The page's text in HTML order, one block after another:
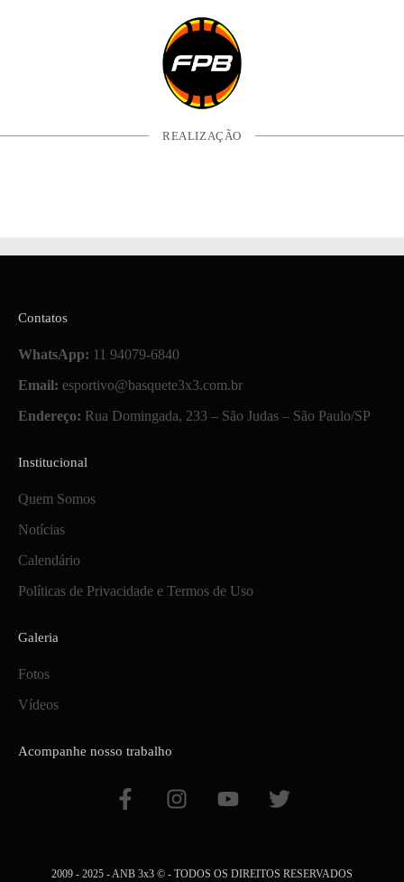
REALIZAÇÃO
Contatos
WhatsApp: 11 94079-6840
Email: esportivo@basquete3x3.com.br
Endereço: Rua Domingada, 233 – São Judas – São Paulo/SP
Institucional
Quem Somos
Notícias
Calendário
Políticas de Privacidade e Termos de Uso
Galeria
Fotos
Vídeos
Acompanhe nosso trabalho
F
a
b
I
n
a
Y
o
u
T
w
t
2009 - 2025 - ANB 3x3 © - TODOS OS DIREITOS RESERVADOS